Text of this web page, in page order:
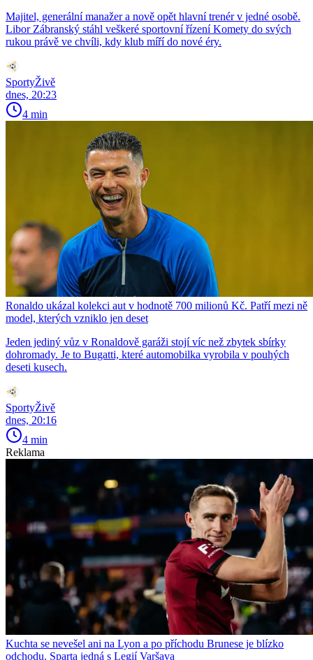
Majitel, generální manažer a nově opět hlavní trenér v jedné osobě.
Libor Zábranský stáhl veškeré sportovní řízení Komety do svých
rukou právě ve chvíli, kdy klub míří do nové éry.
SportyŽivě
dnes, 20:23
4 min
Ronaldo ukázal kolekci aut v hodnotě 700 milionů Kč. Patří mezi ně
model, kterých vzniklo jen deset
Jeden jediný vůz v Ronaldově garáži stojí víc než zbytek sbírky
dohromady. Je to Bugatti, které automobilka vyrobila v pouhých
deseti kusech.
SportyŽivě
dnes, 20:16
4 min
Reklama
Kuchta se nevešel ani na Lyon a po příchodu Brunese je blízko
odchodu. Sparta jedná s Legií Varšava